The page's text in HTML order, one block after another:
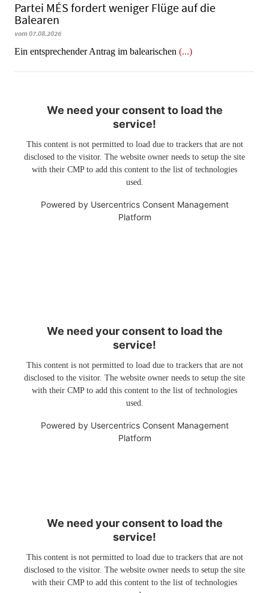
Partei MÉS fordert weniger Flüge auf die
Balearen
vom 07.08.2026
Ein entsprechender Antrag im balearischen (...)
We need your consent to load the
service!
This content is not permitted to load due to trackers that are not
disclosed to the visitor. The website owner needs to setup the site
with their CMP to add this content to the list of technologies
used.
Powered by Usercentrics Consent Management
Platform
We need your consent to load the
service!
This content is not permitted to load due to trackers that are not
disclosed to the visitor. The website owner needs to setup the site
with their CMP to add this content to the list of technologies
used.
Powered by Usercentrics Consent Management
Platform
We need your consent to load the
service!
This content is not permitted to load due to trackers that are not
disclosed to the visitor. The website owner needs to setup the site
with their CMP to add this content to the list of technologies